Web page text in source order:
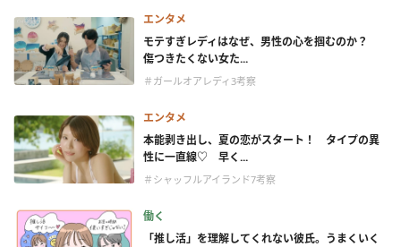
エンタメ
モテすぎレディはなぜ、男性の心を掴むのか？
傷つきたくない女た...
＃ガールオアレディ3考察
エンタメ
本能剥き出し、夏の恋がスタート！ タイプの異
性に一直線♡ 早く...
＃シャッフルアイランド7考察
働く
「推し活」を理解してくれない彼氏。うまくいく